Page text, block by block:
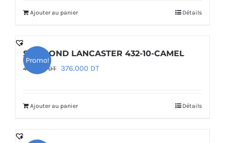
Ajouter au panier Détails
Promo!
SAC ROND LANCASTER 432-10-CAMEL
470.000DT Le
était :
376.000 DTLe
Ajouter au panier Détails